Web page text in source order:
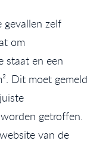
gevallen zelf
om
staat en een
Dit moet gemeld
getroffen.
van de